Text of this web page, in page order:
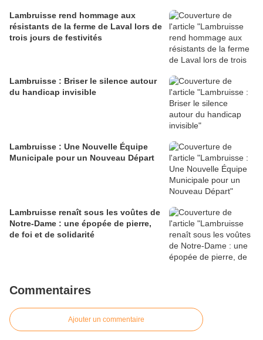
Lambruisse rend hommage aux
résistants de la ferme de Laval lors de
trois jours de festivités
Lambruisse : Briser le silence autour
du handicap invisible
Lambruisse : Une Nouvelle Équipe
Municipale pour un Nouveau Départ
Lambruisse renaît sous les voûtes de
Notre-Dame : une épopée de pierre,
de foi et de solidarité
Commentaires
Ajouter un commentaire